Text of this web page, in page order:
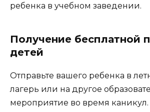
ребенка в учебном заведении.
Получение бесплатной
детей
Отправьте вашего ребенка в
лагерь или на другое
мероприятие во время каникул.